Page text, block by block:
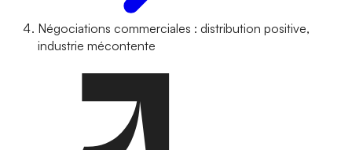
Négociations commerciales : distribution positive,
industrie mécontente